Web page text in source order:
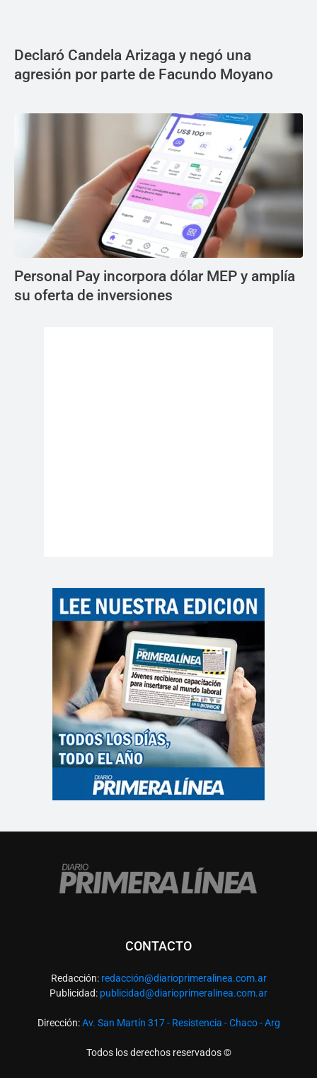
Declaró Candela Arizaga y negó una
agresión por parte de Facundo Moyano
Personal Pay incorpora dólar MEP y amplía
su oferta de inversiones
CONTACTO
Redacción: redacción@diarioprimeralinea.com.ar
Publicidad: publicidad@diarioprimeralinea.com.ar
Dirección:Av. San Martín 317 - Resistencia - Chaco - Arg
Todos los derechos reservados ©